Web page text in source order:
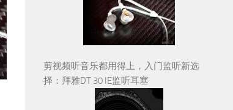
剪视频听音乐都用得上，入门监听新选
择：拜雅DT 30 IE监听耳塞